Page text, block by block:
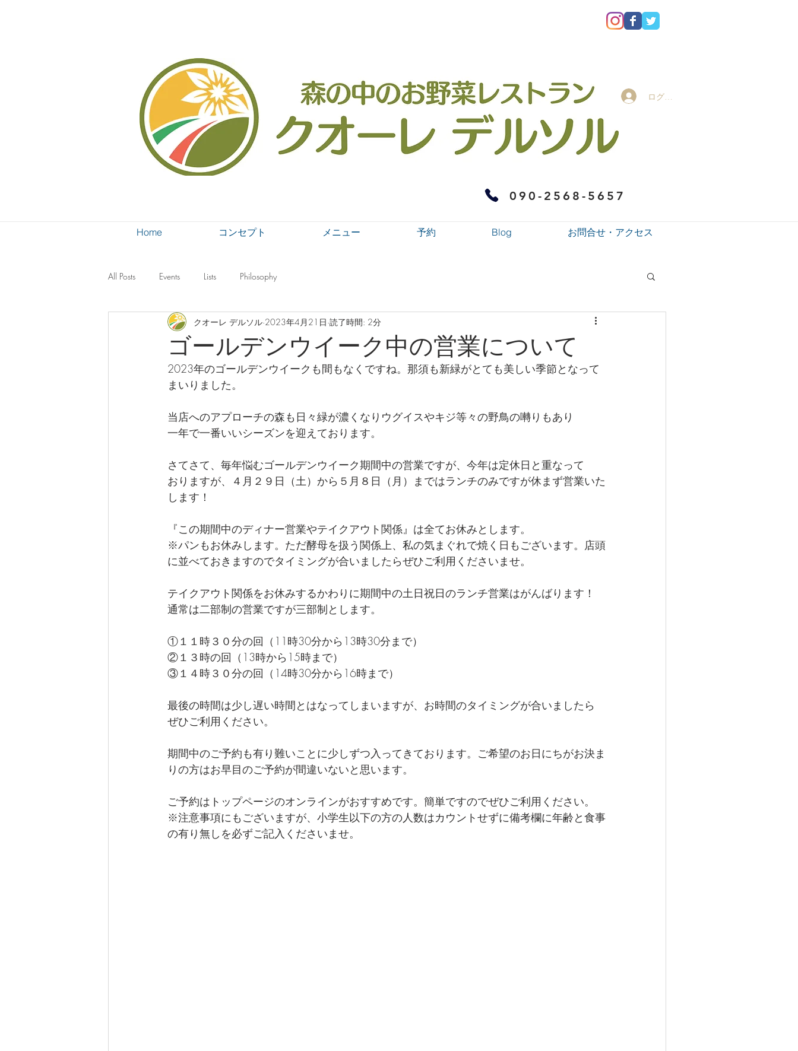
ログイン
090-2568-5657
Home コンセプト メニュー 予約 Blog お問合せ・アクセス
All Posts Events Lists Philosophy
ゴールデンウイーク中の営業について
クオーレ デルソル 2023年4月21日 読了時間: 2分
2023年のゴールデンウイークも間もなくですね。那須も新緑がとても美しい季節となって
まいりました。
当店へのアプローチの森も日々緑が濃くなりウグイスやキジ等々の野鳥の囀りもあり
一年で一番いいシーズンを迎えております。
さてさて、毎年悩むゴールデンウイーク期間中の営業ですが、今年は定休日と重なって
おりますが、４月２９日（土）から５月８日（月）まではランチのみですが休まず営業いた
します！
『この期間中のディナー営業やテイクアウト関係』は全てお休みとします。
※パンもお休みします。ただ酵母を扱う関係上、私の気まぐれで焼く日もございます。店頭
に並べておきますのでタイミングが合いましたらぜひご利用くださいませ。
テイクアウト関係をお休みするかわりに期間中の土日祝日のランチ営業はがんばります！
通常は二部制の営業ですが三部制とします。
①１１時３０分の回（11時30分から13時30分まで）
②１３時の回（13時から15時まで）
③１４時３０分の回（14時30分から16時まで）
最後の時間は少し遅い時間とはなってしまいますが、お時間のタイミングが合いましたら
ぜひご利用ください。
期間中のご予約も有り難いことに少しずつ入ってきております。ご希望のお日にちがお決ま
りの方はお早目のご予約が間違いないと思います。
ご予約はトップページのオンラインがおすすめです。簡単ですのでぜひご利用ください。
※注意事項にもございますが、小学生以下の方の人数はカウントせずに備考欄に年齢と食事
の有り無しを必ずご記入くださいませ。